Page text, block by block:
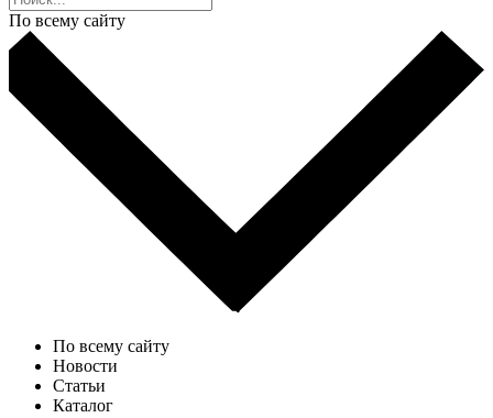
По всему сайту
По всему сайту
Новости
Статьи
Каталог